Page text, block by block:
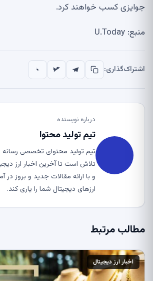
جوایزی کسب خواهند کرد.
منبع: U.Today
اشتراک‌گذاری:
درباره نویسنده
تیم تولید محتوا
تیم تولید محتوای تخصصی رسانه
تلاش است تا آخرین اخبار ارز
و با ارائه مقالات جدید و بروز در
ارزهای دیجیتال شما را یاری کند.
مطالب مرتبط
اخبار ارز دیجیتال